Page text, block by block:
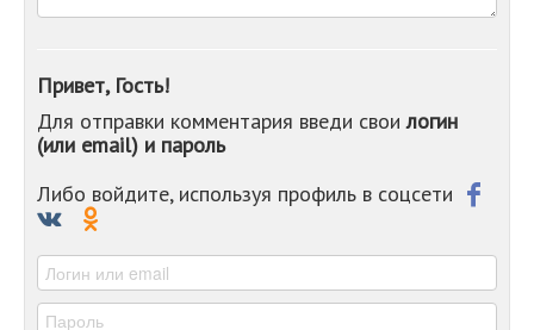
-
-
-
Привет, Гость!
Для отправки комментария введи своилогин
(или email) и пароль
Либо войдите, используя профиль в соцсети